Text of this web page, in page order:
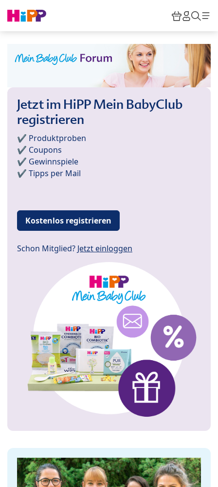
HiPP
Jetzt im HiPP Mein BabyClub
registrieren
✔️ Produktproben
✔️ Coupons
✔️ Gewinnspiele
✔️ Tipps per Mail
Kostenlos registrieren
Schon Mitglied? Jetzt einloggen